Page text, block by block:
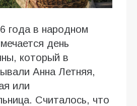
года в народном
день
который в
Анна Летняя,
или
Считалось, что